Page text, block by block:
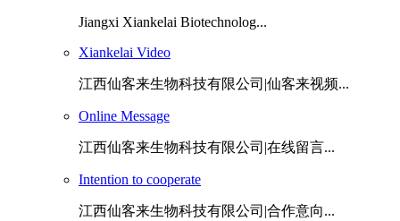
Jiangxi Xiankelai Biotechnolog...
Xiankelai Video
江西仙客来生物科技有限公司|仙客来视频...
Online Message
江西仙客来生物科技有限公司|在线留言...
Intention to cooperate
江西仙客来生物科技有限公司|合作意向...